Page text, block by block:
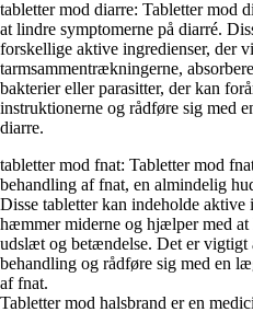
tabletter mod diarre: Tabletter mod
at lindre symptomerne på diarré.
forskellige aktive ingredienser, der
tarmsammentrækningerne,
bakterier eller parasitter, der kan
instruktionerne og rådføre sig med
diarre.
tabletter mod fnat: Tabletter mod
behandling af fnat, en almindelig
Disse tabletter kan indeholde
hæmmer miderne og hjælper med
udslæt og betændelse. Det er vigtigt
behandling og rådføre sig med en
af fnat.
Tabletter mod halsbrand er en